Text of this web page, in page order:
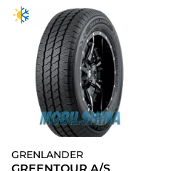
GRENLANDER
GREENTOUR A/S